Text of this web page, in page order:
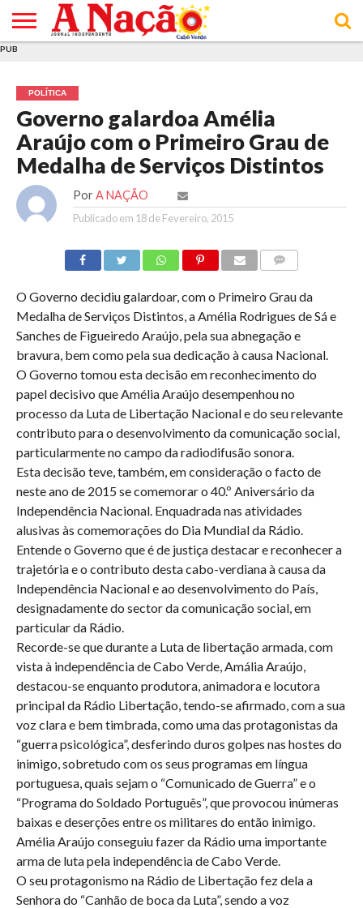
E DE
COOKIES
DE
UTILIZAÇÃO
PUB
POLÍTICA
Governo galardoa Amélia
Araújo com o Primeiro Grau de
Medalha de Serviços Distintos
Por A NAÇÃO
Publicado em 18 de Fevereiro, 2015
O Governo decidiu galardoar, com o Primeiro Grau da
Medalha de Serviços Distintos, a Amélia Rodrigues de Sá e
Sanches de Figueiredo Araújo, pela sua abnegação e
bravura, bem como pela sua dedicação à causa Nacional.
O Governo tomou esta decisão em reconhecimento do
papel decisivo que Amélia Araújo desempenhou no
processo da Luta de Libertação Nacional e do seu relevante
contributo para o desenvolvimento da comunicação social,
particularmente no campo da radiodifusão sonora.
Esta decisão teve, também, em consideração o facto de
neste ano de 2015 se comemorar o 40.º Aniversário da
Independência Nacional. Enquadrada nas atividades
alusivas às comemorações do Dia Mundial da Rádio.
Entende o Governo que é de justiça destacar e reconhecer a
trajetória e o contributo desta cabo-verdiana à causa da
Independência Nacional e ao desenvolvimento do País,
designadamente do sector da comunicação social, em
particular da Rádio.
Recorde-se que durante a Luta de libertação armada, com
vista à independência de Cabo Verde, Amália Araújo,
destacou-se enquanto produtora, animadora e locutora
principal da Rádio Libertação, tendo-se afirmado, com a sua
voz clara e bem timbrada, como uma das protagonistas da
“guerra psicológica”, desferindo duros golpes nas hostes do
inimigo, sobretudo com os seus programas em língua
portuguesa, quais sejam o “Comunicado de Guerra” e o
“Programa do Soldado Português”, que provocou inúmeras
baixas e deserções entre os militares do então inimigo.
Amélia Araújo conseguiu fazer da Rádio uma importante
arma de luta pela independência de Cabo Verde.
O seu protagonismo na Rádio de Libertação fez dela a
Senhora do “Canhão de boca da Luta”, sendo a voz